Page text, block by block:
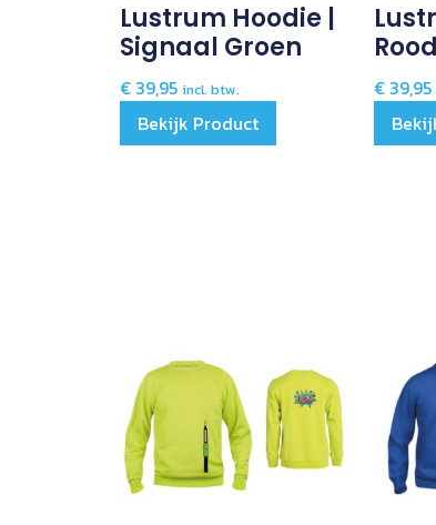
Lustrum Hoodie |
Signaal Groen
€39,95 incl. btw.
Bekijk Product
Rood
€39,95